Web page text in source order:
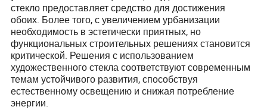
стекло предоставляет средство для достижения
обоих. Более того, с увеличением урбанизации
необходимость в эстетически приятных, но
функциональных строительных решениях становится
критической. Решения с использованием
художественного стекла соответствуют современным
темам устойчивого развития, способствуя
естественному освещению и снижая потребление
энергии.